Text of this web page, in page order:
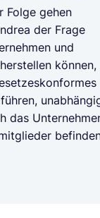
Folge gehen
der Frage
und
können,
das